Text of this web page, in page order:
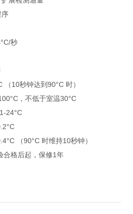
序
秒
10秒钟达到90°C 时）
，不低于室温30°C
24°C
（90°C 时维持10秒钟）
合格后起，保修1年